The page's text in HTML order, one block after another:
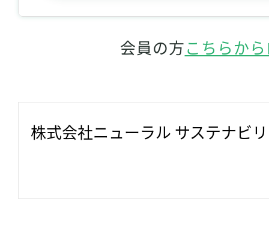
会員の方こちらか
株式会社ニューラル サステナビ